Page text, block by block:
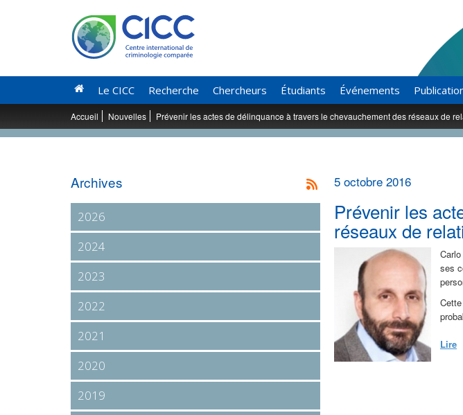
Le CICC Recherche Chercheurs Étudiants Événements
Accueil Nouvelles Prévenir les actes de délinquance à travers le chevauchement des réseaux de
5 octobre 2016
Prévenir les
réseaux de
ses
Lire
Archives
2026
2024
2023
2022
2021
2020
2019